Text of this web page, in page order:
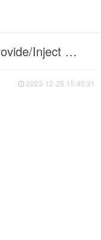
VueUse 是怎么封装Vue3 Provide/Inject 的？
2023-12-25 15:45:31